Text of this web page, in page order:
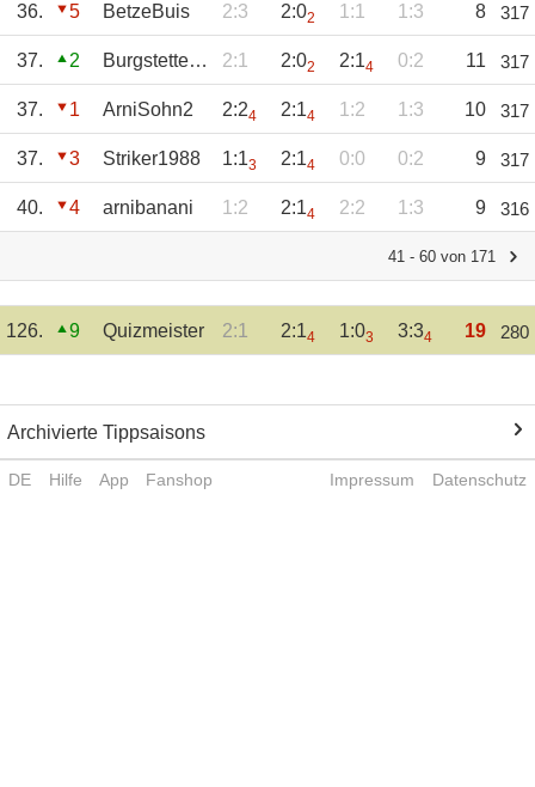
36. 5 BetzeBuis 2:3 2:02 1:1 1:3 8 317
37. 2 Burgstettenbazi 2:1 2:02 2:14 0:2 11 317
37. 1 ArniSohn2 2:24 2:14 1:2 1:3 10 317
37. 3 Striker1988 1:13 2:14 0:0 0:2 9 317
40. 4 arnibanani 1:2 2:14 2:2 1:3 9 316
41 - 60 von 171
126. 9 Quizmeister 2:1 2:14 1:03 3:34 19 280
Archivierte Tippsaisons
DE Hilfe App Fanshop Impressum Datenschutz